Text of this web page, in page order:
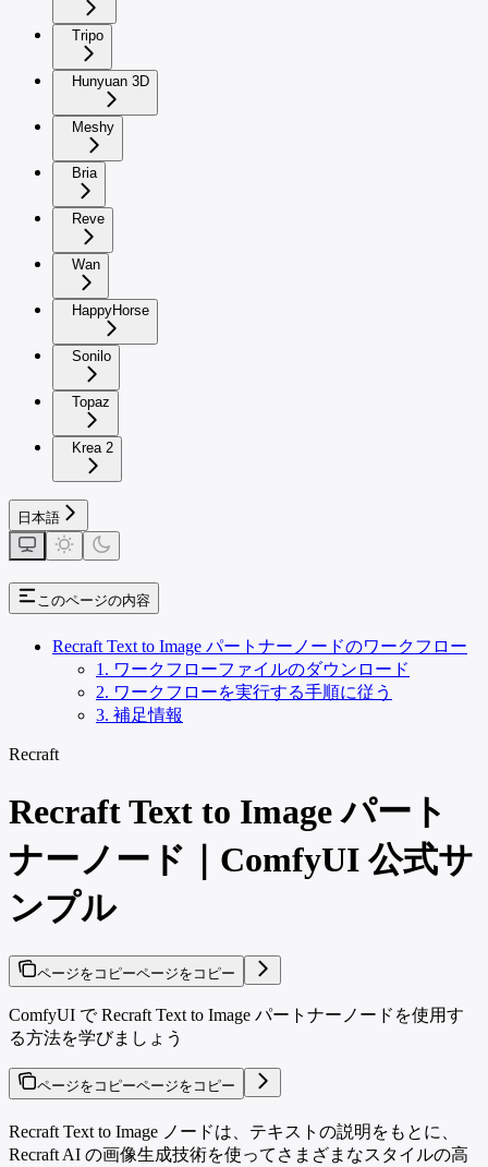
Tripo
Hunyuan 3D
Meshy
Bria
Reve
Wan
HappyHorse
Sonilo
Topaz
Krea 2
日本語
このページの内容
Recraft Text to Image パートナーノードのワークフロー
1. ワークフローファイルのダウンロード
2. ワークフローを実行する手順に従う
3. 補足情報
Recraft
Recraft Text to Image パート
ナーノード｜ComfyUI 公式サ
ンプル
ページをコピーページをコピー
ComfyUI で Recraft Text to Image パートナーノードを使用す
る方法を学びましょう
ページをコピーページをコピー
Recraft Text to Image ノードは、テキストの説明をもとに、
Recraft AI の画像生成技術を使ってさまざまなスタイルの高